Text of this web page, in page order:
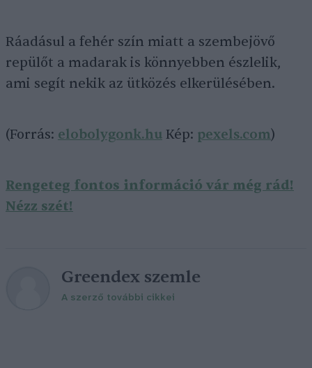
Ráadásul a fehér szín miatt a szembejövő
repülőt a madarak is könnyebben észlelik,
ami segít nekik az ütközés elkerülésében.
(Forrás: elobolygonk.hu Kép: pexels.com)
Rengeteg fontos információ vár még rád!
Nézz szét!
Greendex szemle
A szerző további cikkei